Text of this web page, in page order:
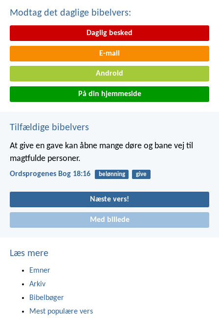
Modtag det daglige bibelvers:
Daglig besked
E-mail
Android
På din hjemmeside
Tilfældige bibelvers
At give en gave kan åbne mange døre og bane vej til
magtfulde personer.
Ordsprogenes Bog 18:16 belønning give
Næste vers!
Med billede
Læs mere
Emner
Arkiv
Bibelbøger
Mest populære vers